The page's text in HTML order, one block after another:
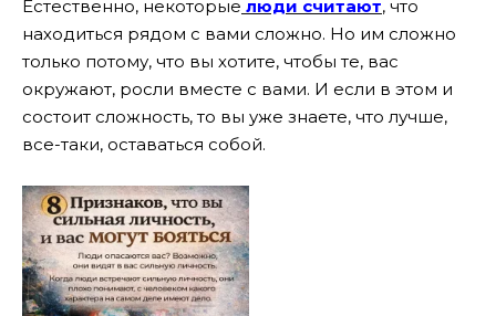
Естественно, некоторые люди считают, что
находиться рядом с вами сложно. Но им сложно
только потому, что вы хотите, чтобы те, вас
окружают, росли вместе с вами. И если в этом и
состоит сложность, то вы уже знаете, что лучше,
все-таки, оставаться собой.